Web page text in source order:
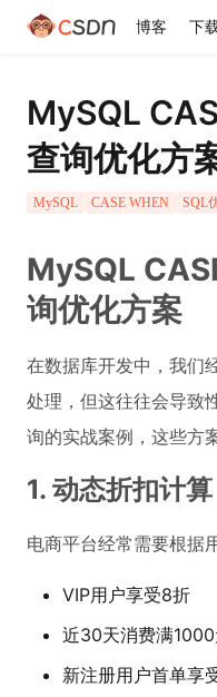
博客 下
MySQL
查询优化方
MySQL CASE WHEN SQL
MySQL
询优化方案
在数据库开发中，我们
处理，但这往往会导致
询的实战案例，这些方
1. 动态折扣计
电商平台经常需要根据
VIP用户享受8折
近30天消费满
新注册用户首单享